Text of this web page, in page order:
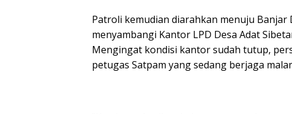
​Patroli kemudian diarahkan menuju Banjar
menyambangi Kantor LPD Desa Adat
Mengingat kondisi kantor sudah tutup,
petugas Satpam yang sedang berjaga